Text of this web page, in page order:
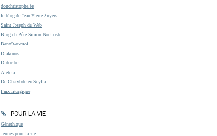
donchristophe.be
le blog de Jean-Pierre Snyers
Saint Joseph du Web
Blog du Père Simon Noël osb
Benoît-et-moi
Diakonos
Didoc.be
Aleteia
De Charybde en Scylla ...
Paix liturgique
POUR LA VIE
Généthique
Jeunes pour la vie